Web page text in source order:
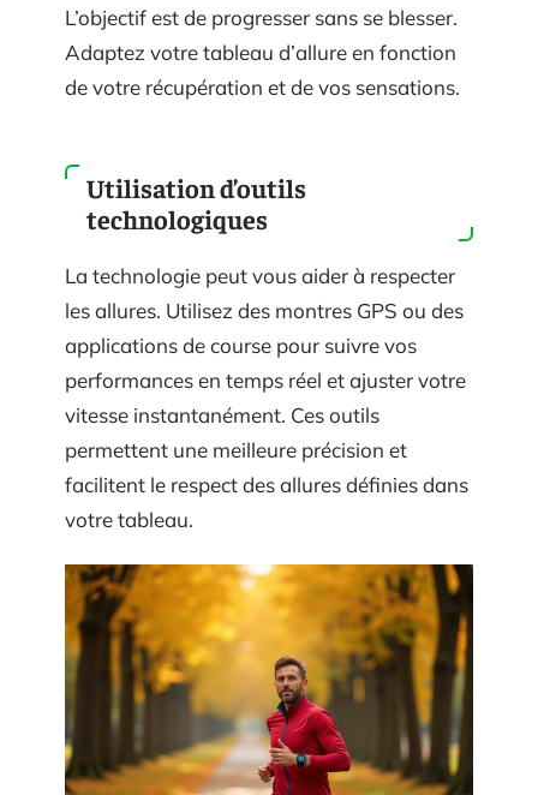
L’objectif est de progresser sans se blesser.
Adaptez votre tableau d’allure en fonction
de votre récupération et de vos sensations.
Utilisation d’outils
technologiques
La technologie peut vous aider à respecter
les allures. Utilisez des montres GPS ou des
applications de course pour suivre vos
performances en temps réel et ajuster votre
vitesse instantanément. Ces outils
permettent une meilleure précision et
facilitent le respect des allures définies dans
votre tableau.